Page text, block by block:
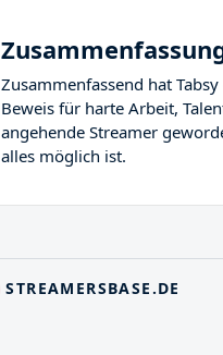
Zusammenfassend hat
Beweis für harte Arbeit,
angehende Streamer
alles möglich ist.
STREAMERSBASE.DE